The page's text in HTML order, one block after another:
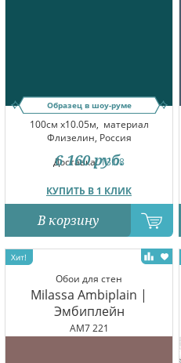
Образец в шоу-руме
100см x10.05м, материал
Флизелин, Россия
Доставка:13.08
КУПИТЬ В 1 КЛИК
6 160 руб.
В корзину
Обои для стен
Milassa Ambiplain |
Эмбиплейн
AM7 221